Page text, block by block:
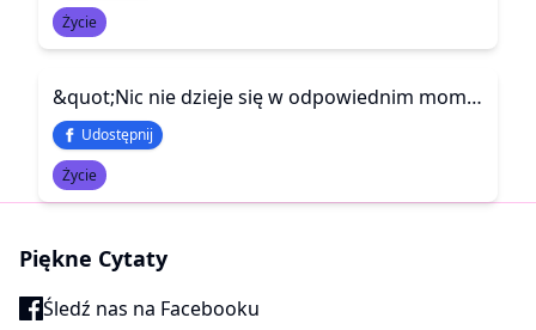
Życie
&quot;Nic nie dzieje się w odpowiednim momencie. Dlatego boli nas, bo za wcześnie znajdujemy miłość, bo za długo kogoś nie widzieliśmy, bo za późno odkrywamy prawdę.&quot;
Udostępnij
Życie
Piękne Cytaty
Śledź nas na Facebooku